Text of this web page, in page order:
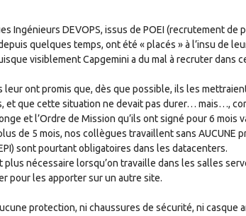
Ingénieurs DEVOPS, issus de POEI (recrutement
quelques temps, ont été « placés » à l’insu de
visiblement Capgemini a du mal à recruter dans
leur ont promis que, dès que possible, ils les
et que cette situation ne devait pas durer… mais…,
et l’Ordre de Mission qu’ils ont signé pour 6 mois
de 5 mois, nos collègues travaillent sans
sont pourtant obligatoires dans les datacenters.
plus nécessaire lorsqu’on travaille dans les salles
pour les apporter sur un autre site.
protection, ni chaussures de sécurité, ni